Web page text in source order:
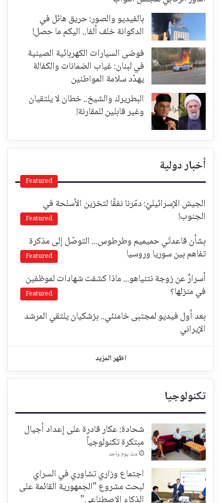
بالفيديو والصور: حريق هائل في
الدكوانة خلف ألفا.. اليكم ما حصل!
فوضى السيارات الكهربائية الصينية
في لبنان: غياب الضمانات والكفالة
يهدّد سلامة المواطنين
البطريرك والشيخ.. خطان لا يلتقيان
وغير قابلين للمقارنة!
أخبار دولية
Featured
الجيش الإسرائيليّ: دمّرنا نفقًا لتخزين الأسلحة في
الجنوب!
Featured
بشأن قاعدتَي حميميم وطرطوس... التوصّل إلى مذكرة
تفاهم بين سوريا وروسيا
Featured
أسرارٌ عن زوجة نتنياهو... ماذا كشفت شهادات لموظفين
في منزلها؟
Featured
بعد أول فيديو لمجتبى خامنئي.. بزشكيان يلتقي المرشد
الإيراني
اظهر المزيد
تكنولوجيا
شحادة: عكار قادرة على إعداد أجيال
مبتكرة تكنولوجياً
منذ يوم واحد
اجتماع وزاري تشاوري في السراي
لبحث مشروع "الجمهورية القائمة على